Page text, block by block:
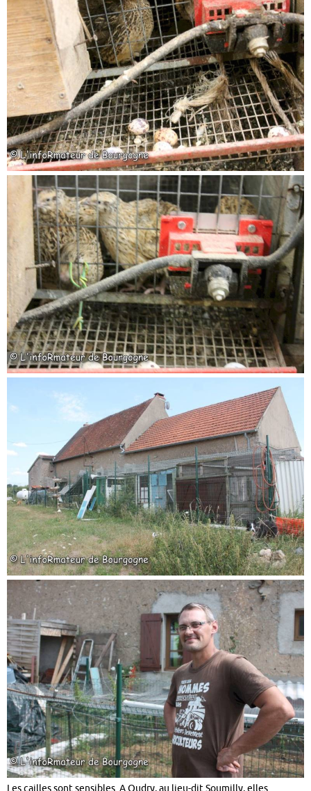
Les cailles sont sensibles. A Oudry, au lieu-dit Soumilly, elles